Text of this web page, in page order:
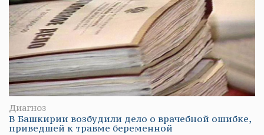
Диагноз
В Башкирии возбудили дело о врачебной ошибке,
приведшей к травме беременной